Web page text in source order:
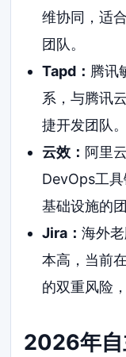
维协同，适
团队。
Tapd： 腾讯
系，与腾讯
捷开发团队。
云效： 阿里
DevOps工
基础设施的团
Jira： 海外
本高，当前
的双重风险
2026年自